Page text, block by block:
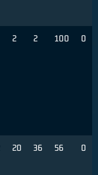
2 2 100 0
20 36 56 0